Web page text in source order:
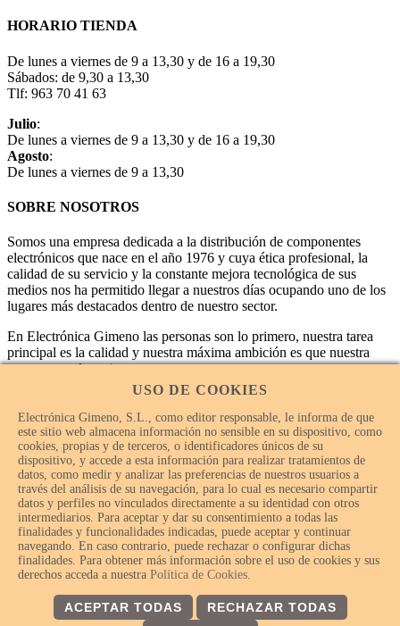
HORARIO TIENDA
De lunes a viernes de 9 a 13,30 y de 16 a 19,30
Sábados: de 9,30 a 13,30
Tlf: 963 70 41 63
Julio:
De lunes a viernes de 9 a 13,30 y de 16 a 19,30
Agosto:
De lunes a viernes de 9 a 13,30
SOBRE NOSOTROS
Somos una empresa dedicada a la distribución de componentes
electrónicos que nace en el año 1976 y cuya ética profesional, la
calidad de su servicio y la constante mejora tecnológica de sus
medios nos ha permitido llegar a nuestros días ocupando uno de los
lugares más destacados dentro de nuestro sector.
En Electrónica Gimeno las personas son lo primero, nuestra tarea
principal es la calidad y nuestra máxima ambición es que nuestra
empresa sea la mejor.
© Electrónica Gimeno 2018 – 2026 - Todos los derechos
USO DE COOKIES
Electrónica Gimeno, S.L., como editor responsable, le informa de que
este sitio web almacena información no sensible en su dispositivo, como
cookies, propias y de terceros, o identificadores únicos de su
dispositivo, y accede a esta información para realizar tratamientos de
datos, como medir y analizar las preferencias de nuestros usuarios a
través del análisis de su navegación, para lo cual es necesario compartir
datos y perfiles no vinculados directamente a su identidad con otros
intermediarios. Para aceptar y dar su consentimiento a todas las
finalidades y funcionalidades indicadas, puede aceptar y continuar
navegando. En caso contrario, puede rechazar o configurar dichas
finalidades. Para obtener más información sobre el uso de cookies y sus
derechos acceda a nuestra Política de Cookies.
ACEPTAR TODAS
RECHAZAR TODAS